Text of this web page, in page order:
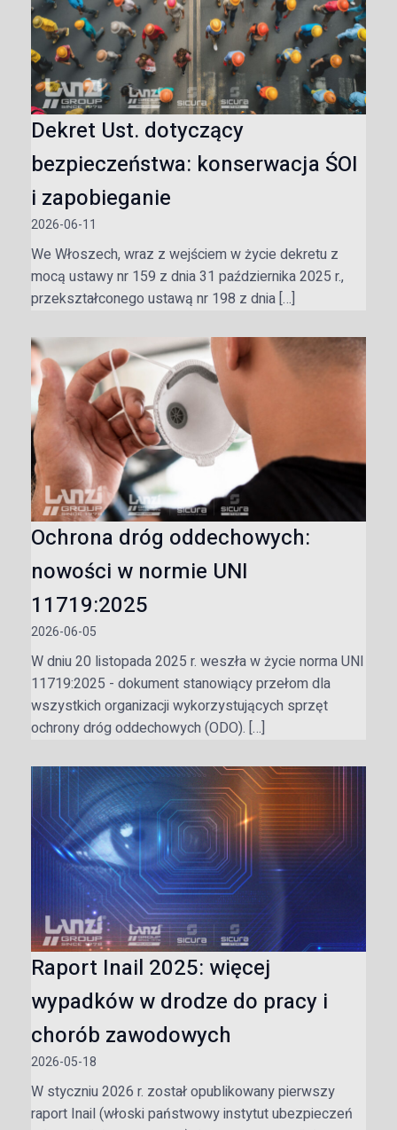
Dekret Ust. dotyczący
bezpieczeństwa: konserwacja ŚOI
i zapobieganie
2026-06-11
We Włoszech, wraz z wejściem w życie dekretu z
mocą ustawy nr 159 z dnia 31 października 2025 r.,
przekształconego ustawą nr 198 z dnia […]
Ochrona dróg oddechowych:
nowości w normie UNI
11719:2025
2026-06-05
W dniu 20 listopada 2025 r. weszła w życie norma UNI
11719:2025 - dokument stanowiący przełom dla
wszystkich organizacji wykorzystujących sprzęt
ochrony dróg oddechowych (ODO). […]
Raport Inail 2025: więcej
wypadków w drodze do pracy i
chorób zawodowych
2026-05-18
W styczniu 2026 r. został opublikowany pierwszy
raport Inail (włoski państwowy instytut ubezpieczeń